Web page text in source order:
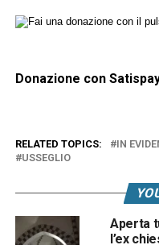
Donazione con
RELATED TOPICS: IN
USSEGLIO
Aperta
l’ex